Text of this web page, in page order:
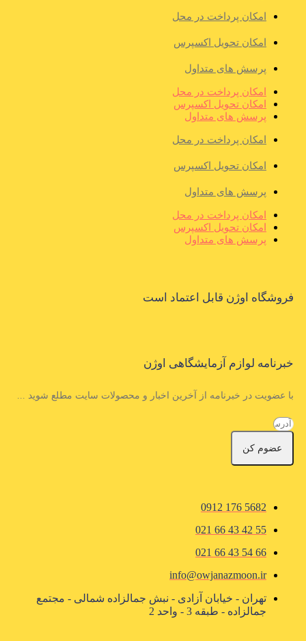
امکان پرداخت در محل
امکان تحویل اکسپرس
پرسش های متداول
امکان پرداخت در محل
امکان تحویل اکسپرس
پرسش های متداول
امکان پرداخت در محل
امکان تحویل اکسپرس
پرسش های متداول
امکان پرداخت در محل
امکان تحویل اکسپرس
پرسش های متداول
فروشگاه اوژن قابل اعتماد است
خبرنامه لوازم آزمایشگاهی اوژن
با عضویت در خبرنامه از آخرین اخبار و محصولات سایت مطلع شوید ...
عضوم کن
5682 176 0912
55 42 43 66 021
66 54 43 66 021
info@owjanazmoon.ir
تهران - خیابان آزادی - نبش جمالزاده شمالی - مجتمع
جمالزاده - طبقه 3 - واحد 2